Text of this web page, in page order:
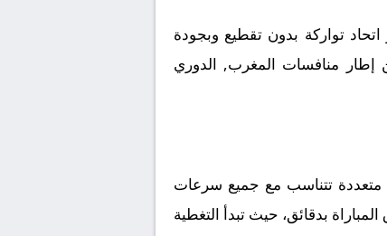
تواركة بدون تقطيع وبجودة
إطار منافسات المغرب, الدوري
متعددة تتناسب مع جميع سرعات
بدقائق، حيث تبدأ التغطية